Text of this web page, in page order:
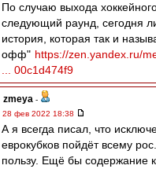
По случаю выхода
следующий раунд, сегодня
история, которая так и
офф" https://zen.yandex.ru/
... 00c1d474f9
zmeya -
28 фев 2022 18:38
А я всегда писал, что
еврокубков пойдёт всему
пользу. Ещё бы содержание